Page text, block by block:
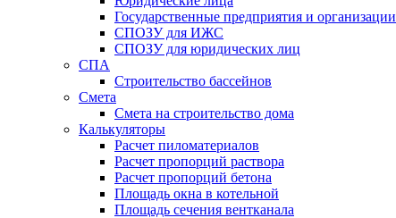
Государственные предприятия и организации
СПОЗУ для ИЖС
СПОЗУ для юридических лиц
СПА
Строительство бассейнов
Смета
Смета на строительство дома
Калькуляторы
Расчет пиломатериалов
Расчет пропорций раствора
Расчет пропорций бетона
Площадь окна в котельной
Площадь сечения вентканала